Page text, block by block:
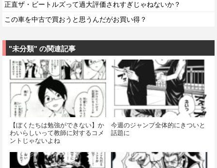
正直ザ・ビートルズって過大評価されすぎじゃねないか？
この車を中古で買おうと思うんだがお買い得？
"未分類" の関連記事
【ぼくたちは勉強ができない】か
わいらしいって教師に対するコメ
ントじゃないよね
今週のジャンプ全体的にきついと
話題に